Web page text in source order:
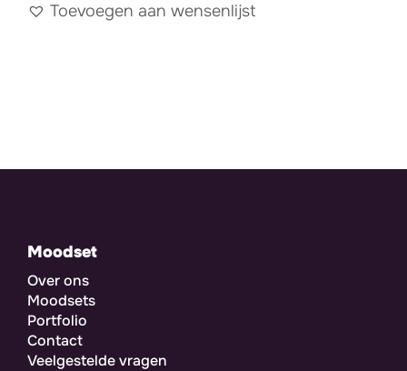
Toevoegen aan wensenlijst
Moodset
Over ons
Moodsets
Portfolio
Contact
Veelgestelde vragen